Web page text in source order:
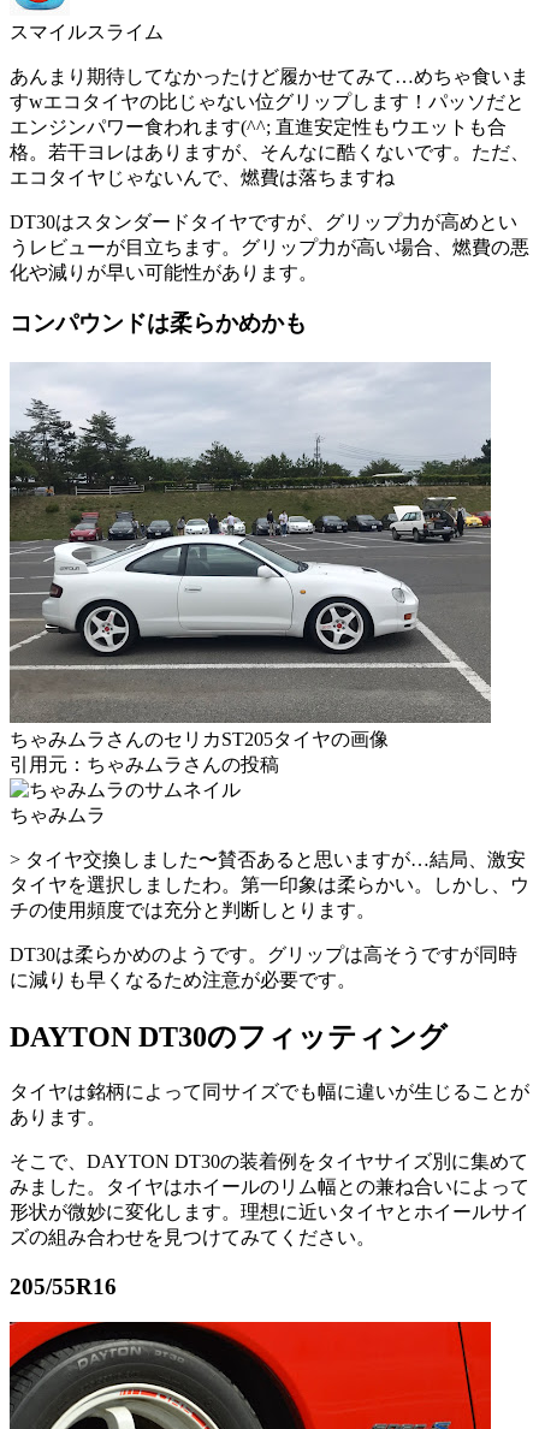
スマイルスライム
あんまり期待してなかったけど履かせてみて…めちゃ食いま
すwエコタイヤの比じゃない位グリップします！パッソだと
エンジンパワー食われます(^^; 直進安定性もウエットも合
格。若干ヨレはありますが、そんなに酷くないです。ただ、
エコタイヤじゃないんで、燃費は落ちますね
DT30はスタンダードタイヤですが、グリップ力が高めとい
うレビューが目立ちます。グリップ力が高い場合、燃費の悪
化や減りが早い可能性があります。
コンパウンドは柔らかめかも
ちゃみムラさんのセリカST205タイヤの画像
引用元：ちゃみムラさんの投稿
ちゃみムラ
> タイヤ交換しました〜賛否あると思いますが…結局、激安
タイヤを選択しましたわ。第一印象は柔らかい。しかし、ウ
チの使用頻度では充分と判断しとります。
DT30は柔らかめのようです。グリップは高そうですが同時
に減りも早くなるため注意が必要です。
DAYTON DT30のフィッティング
タイヤは銘柄によって同サイズでも幅に違いが生じることが
あります。
そこで、DAYTON DT30の装着例をタイヤサイズ別に集めて
みました。タイヤはホイールのリム幅との兼ね合いによって
形状が微妙に変化します。理想に近いタイヤとホイールサイ
ズの組み合わせを見つけてみてください。
205/55R16